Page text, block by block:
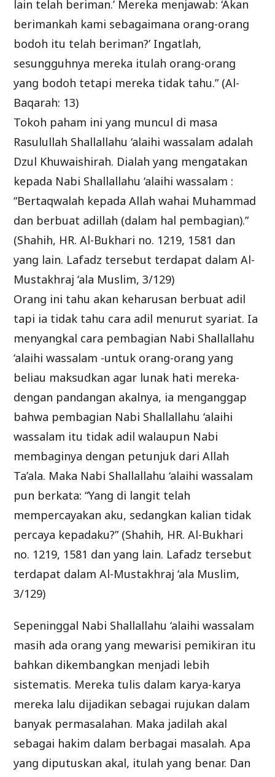
lain telah beriman.’ Mereka menjawab: ‘Akan
berimankah kami sebagaimana orang-orang
bodoh itu telah beriman?’ Ingatlah,
sesungguhnya mereka itulah orang-orang
yang bodoh tetapi mereka tidak tahu.” (Al-
Baqarah: 13)
Tokoh paham ini yang muncul di masa
Rasulullah Shallallahu ‘alaihi wassalam adalah
Dzul Khuwaishirah. Dialah yang mengatakan
kepada Nabi Shallallahu ‘alaihi wassalam :
“Bertaqwalah kepada Allah wahai Muhammad
dan berbuat adillah (dalam hal pembagian).”
(Shahih, HR. Al-Bukhari no. 1219, 1581 dan
yang lain. Lafadz tersebut terdapat dalam Al-
Mustakhraj ‘ala Muslim, 3/129)
Orang ini tahu akan keharusan berbuat adil
tapi ia tidak tahu cara adil menurut syariat. Ia
menyangkal cara pembagian Nabi Shallallahu
‘alaihi wassalam -untuk orang-orang yang
beliau maksudkan agar lunak hati mereka-
dengan pandangan akalnya, ia menganggap
bahwa pembagian Nabi Shallallahu ‘alaihi
wassalam itu tidak adil walaupun Nabi
membaginya dengan petunjuk dari Allah
Ta’ala. Maka Nabi Shallallahu ‘alaihi wassalam
pun berkata: “Yang di langit telah
mempercayakan aku, sedangkan kalian tidak
percaya kepadaku?” (Shahih, HR. Al-Bukhari
no. 1219, 1581 dan yang lain. Lafadz tersebut
terdapat dalam Al-Mustakhraj ‘ala Muslim,
3/129)
Sepeninggal Nabi Shallallahu ‘alaihi wassalam
masih ada orang yang mewarisi pemikiran itu
bahkan dikembangkan menjadi lebih
sistematis. Mereka tulis dalam karya-karya
mereka lalu dijadikan sebagai rujukan dalam
banyak permasalahan. Maka jadilah akal
sebagai hakim dalam berbagai masalah. Apa
yang diputuskan akal, itulah yang benar. Dan